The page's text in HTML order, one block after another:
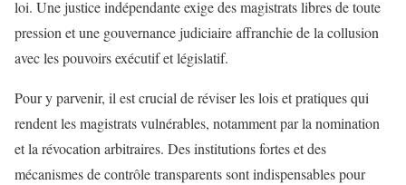
loi. Une justice indépendante exige des magistrats libres de toute
pression et une gouvernance judiciaire affranchie de la collusion
avec les pouvoirs exécutif et législatif.
Pour y parvenir, il est crucial de réviser les lois et pratiques qui
rendent les magistrats vulnérables, notamment par la nomination
et la révocation arbitraires. Des institutions fortes et des
mécanismes de contrôle transparents sont indispensables pour